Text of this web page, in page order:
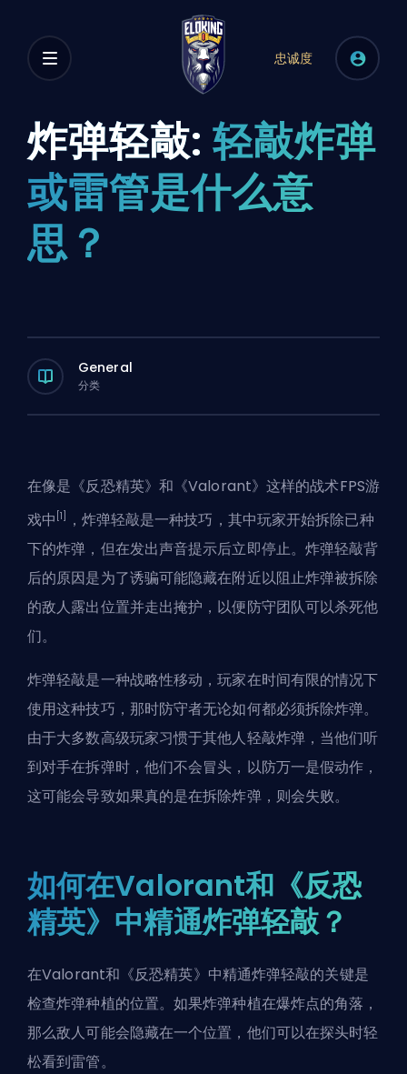
忠诚度
炸弹轻敲: 轻敲炸弹
或雷管是什么意
思？
General
分类
在像是《反恐精英》和《Valorant》这样的战术FPS游
戏中 [1]
，炸弹轻敲是一种技巧，其中玩家开始拆除已种
下的炸弹，但在发出声音提示后立即停止。炸弹轻敲背
后的原因是为了诱骗可能隐藏在附近以阻止炸弹被拆除
的敌人露出位置并走出掩护，以便防守团队可以杀死他
们。
炸弹轻敲是一种战略性移动，玩家在时间有限的情况下
使用这种技巧，那时防守者无论如何都必须拆除炸弹。
由于大多数高级玩家习惯于其他人轻敲炸弹，当他们听
到对手在拆弹时，他们不会冒头，以防万一是假动作，
这可能会导致如果真的是在拆除炸弹，则会失败。
如何在Valorant和《反恐
精英》中精通炸弹轻敲？
在Valorant和《反恐精英》中精通炸弹轻敲的关键是
检查炸弹种植的位置。如果炸弹种植在爆炸点的角落，
那么敌人可能会隐藏在一个位置，他们可以在探头时轻
松看到雷管。